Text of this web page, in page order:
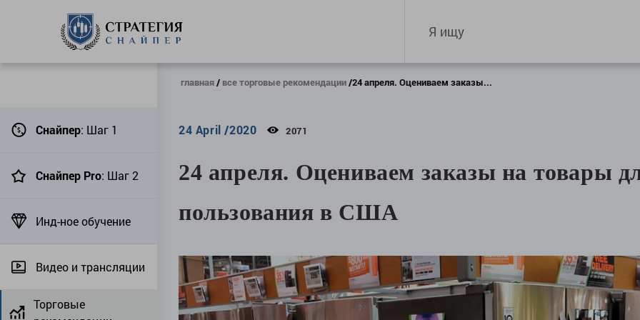
Снайпер: Шаг 1
Снайпер Pro: Шаг 2
Инд-ное обучение
Видео и трансляции
Торговые
главная все торговые рекомендации 24 апреля. Оцениваем заказы...
24 April /2020 2071
24 апреля. Оцениваем заказы на товары
пользования в США